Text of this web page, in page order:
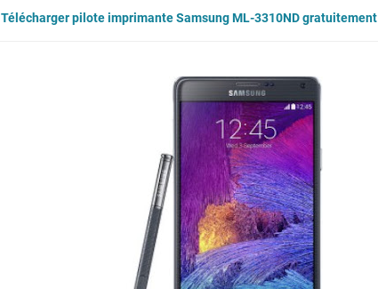
Télécharger pilote imprimante Samsung ML-3310ND gratuitement